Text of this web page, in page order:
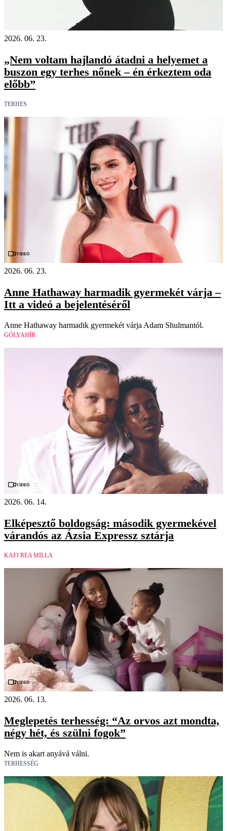
2026. 06. 23.
„Nem voltam hajlandó átadni a helyemet a
buszon egy terhes nőnek – én érkeztem oda
előbb”
TERHES
Videó
2026. 06. 23.
Anne Hathaway harmadik gyermekét várja –
Itt a videó a bejelentéséről
Anne Hathaway harmadik gyermekét várja Adam Shulmantól.
GÓLYAHÍR
Videó
2026. 06. 14.
Elképesztő boldogság: második gyermekével
várandós az Ázsia Expressz sztárja
KAFI REA MILLA
Videó
2026. 06. 13.
Meglepetés terhesség: “Az orvos azt mondta,
négy hét, és szülni fogok”
Nem is akart anyává válni.
TERHESSÉG